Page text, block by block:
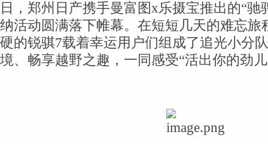
日，郑州日产携手曼富图x乐摄宝推出的“驰
纳活动圆满落下帷幕。在短短几天的难忘旅
硬的锐骐7载着幸运用户们组成了追光小分
境、畅享越野之趣，一同感受“活出你的劲